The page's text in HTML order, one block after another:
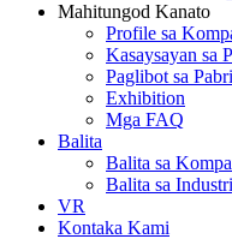
Mahitungod Kanato
Profile sa
Kasaysayan sa
Paglibot sa
Exhibition
Mga FAQ
Balita
Balita sa
Balita sa
VR
Kontaka Kami